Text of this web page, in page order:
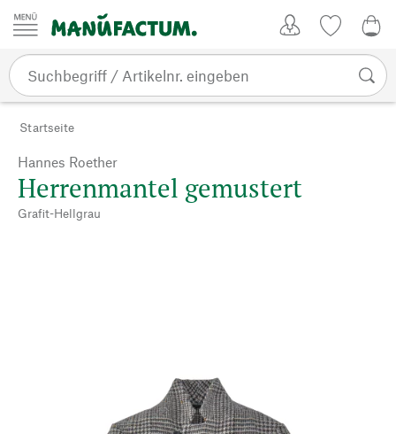
Zum Inhalt springen
Startseite
Hannes Roether
Herrenmantel gemustert
Grafit-Hellgrau